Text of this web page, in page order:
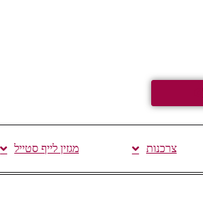
צרכנות מגזין לייף סטייל